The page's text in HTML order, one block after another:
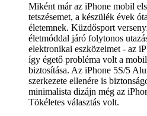
Miként már az iPhone mobil
tetszésemet, a készülék évek
életemnek. Küzdősport
életmóddal járó folytonos
elektronikai eszközeimet - az
így égető probléma volt a
biztosítása. Az iPhone 5S/5
szerkezete ellenére is
minimalista dizájn még az
Tökéletes választás volt.